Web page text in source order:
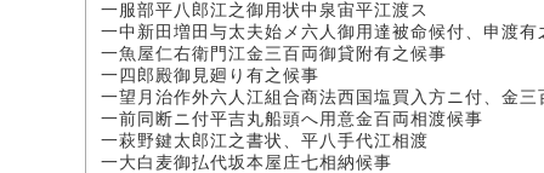
一服部平八郎江之御用状中泉宙平江渡ス
一中新田増田与太夫始メ六人御用達被命候付、申渡有
一魚屋仁右衛門江金三百両御貸附有之候事
一四郎殿御見廻り有之候事
一望月治作外六人江組合商法西国塩買入方ニ付、金
一前同断ニ付平吉丸船頭へ用意金百両相渡候事
一萩野鍵太郎江之書状、平八手代江相渡
一大白麦御払代坂本屋庄七相納候事